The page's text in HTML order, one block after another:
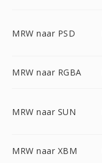
MRW naar PSD
MRW naar RGBA
MRW naar SUN
MRW naar XBM